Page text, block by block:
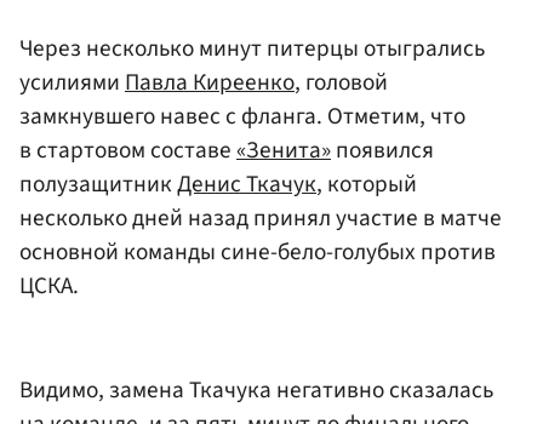
Через несколько минут питерцы отыгрались
усилиямиПавла Киреенко, головой
замкнувшего навес с фланга. Отметим, что
в стартовом составе«Зенита»появился
полузащитникДенис Ткачук, который
несколько дней назад принял участие в матче
основной команды сине-бело-голубых против
ЦСКА.
Видимо, замена Ткачука негативно сказалась